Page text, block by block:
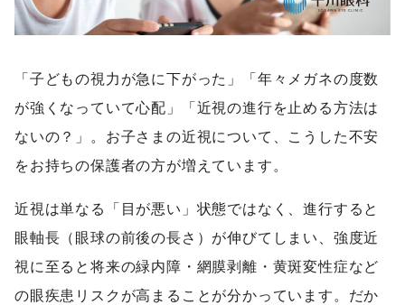
「子どもの視力が急に下がった」「年々メガネの度数
が強くなっていて心配」「近視の進行を止める方法は
ないの？」。お子さまの近視について、こうした不安
をお持ちの保護者の方が増えています。
近視は単なる「目が悪い」状態ではなく、進行すると
眼軸長（眼球の前後の長さ）が伸びてしまい、強度近
視に至ると将来の緑内障・網膜剥離・黄斑変性症など
の眼疾患リスクが高まることが分かっています。だか